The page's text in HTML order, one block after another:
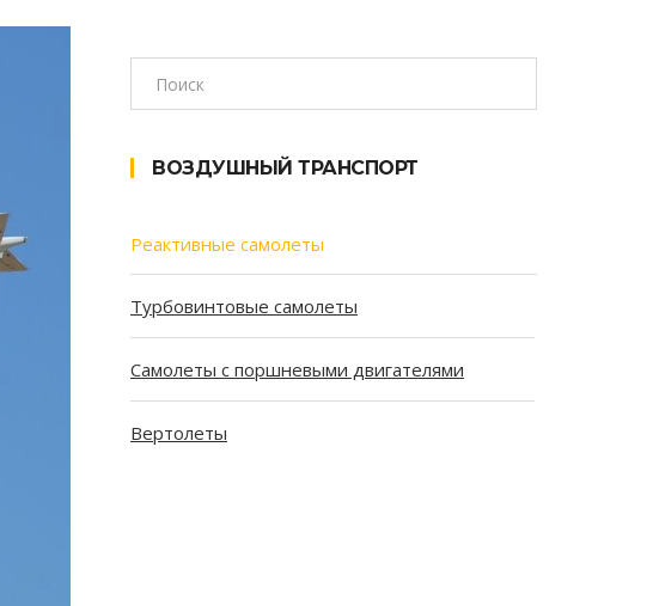
ВОЗДУШНЫЙ ТРАНСПОРТ
Реактивные самолеты
Турбовинтовые самолеты
Самолеты с поршневыми двигателями
Вертолеты